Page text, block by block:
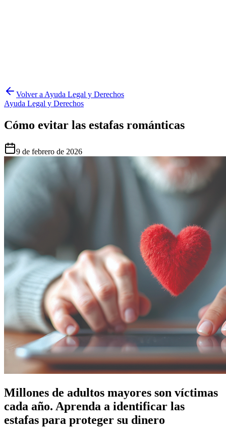
Volver a Ayuda Legal y Derechos
Ayuda Legal y Derechos
Cómo evitar las estafas románticas
9 de febrero de 2026
Millones de adultos mayores son víctimas
cada año. Aprenda a identificar las
estafas para proteger su dinero